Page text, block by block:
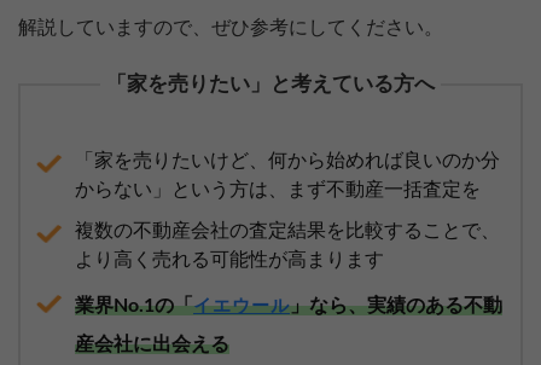
解説していますので、ぜひ参考にしてください。
「家を売りたい」と考えている方へ
「家を売りたいけど、何から始めれば良いのか分
からない」という方は、まず不動産一括査定を
複数の不動産会社の査定結果を比較することで、
より高く売れる可能性が高まります
業界No.1の「イエウール」なら、実績のある不動
産会社に出会える